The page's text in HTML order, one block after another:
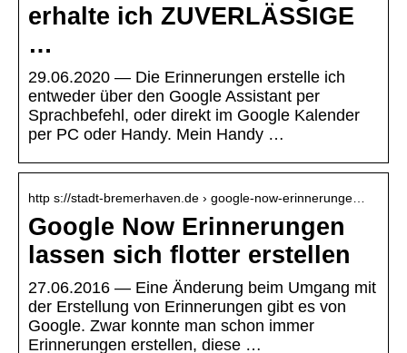
erhalte ich ZUVERLÄSSIGE
…
29.06.2020 — Die Erinnerungen erstelle ich
entweder über den Google Assistant per
Sprachbefehl, oder direkt im Google Kalender
per PC oder Handy. Mein Handy …
http s://stadt-bremerhaven.de › google-now-erinnerunge…
Google Now Erinnerungen
lassen sich flotter erstellen
27.06.2016 — Eine Änderung beim Umgang mit
der Erstellung von Erinnerungen gibt es von
Google. Zwar konnte man schon immer
Erinnerungen erstellen, diese …